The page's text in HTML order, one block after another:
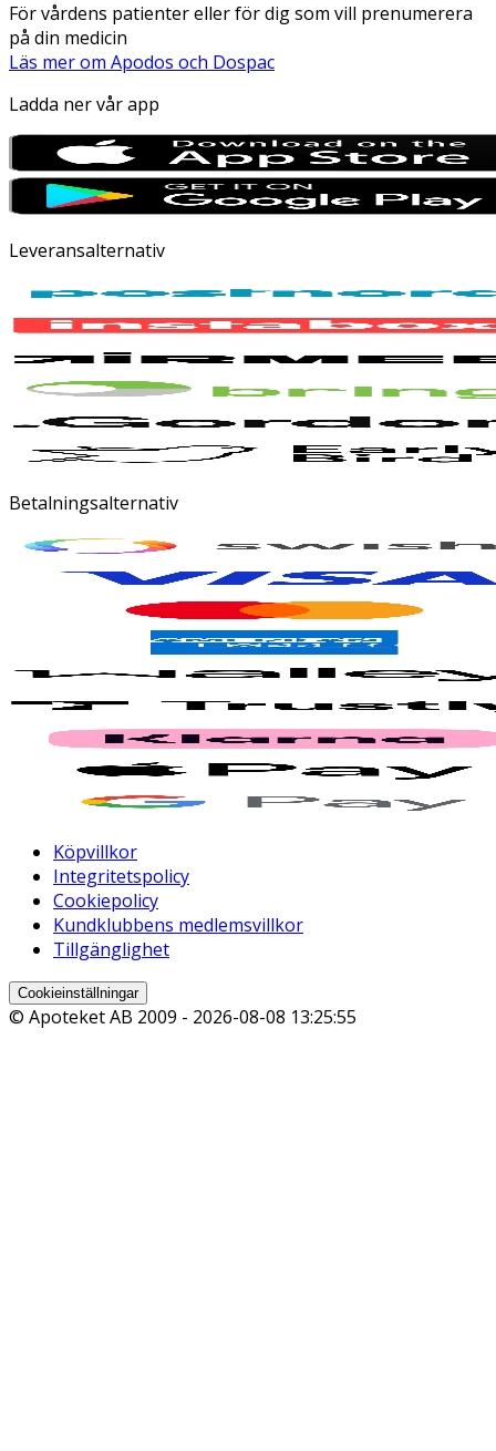
För vårdens patienter eller för dig som vill prenumerera
på din medicin
Läs mer om Apodos och Dospac
Ladda ner vår app
Leveransalternativ
Betalningsalternativ
Köpvillkor
Integritetspolicy
Cookiepolicy
Kundklubbens medlemsvillkor
Tillgänglighet
Cookieinställningar
© Apoteket AB 2009 - 2026-08-08 13:25:55